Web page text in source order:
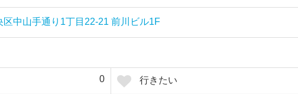
区中山手通り1丁目22-21 前川ビル1F
0 行きたい